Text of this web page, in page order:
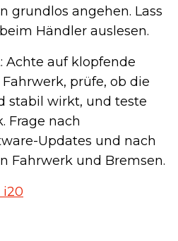
grundlos angehen. Lass
Händler auslesen.
Achte auf klopfende
prüfe, ob die
stabil wirkt, und teste
Frage nach
Updates und nach
Fahrwerk und Bremsen.
i20